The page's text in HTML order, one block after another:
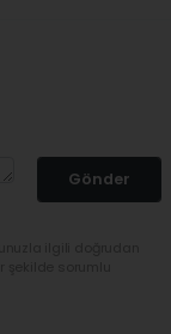
Gönder